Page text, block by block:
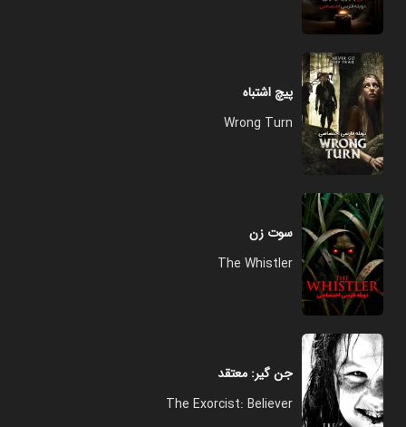
پیچ اشتباه
Wrong Turn
سوت زن
The Whistler
جن گیر: معتقد
The Exorcist: Believer